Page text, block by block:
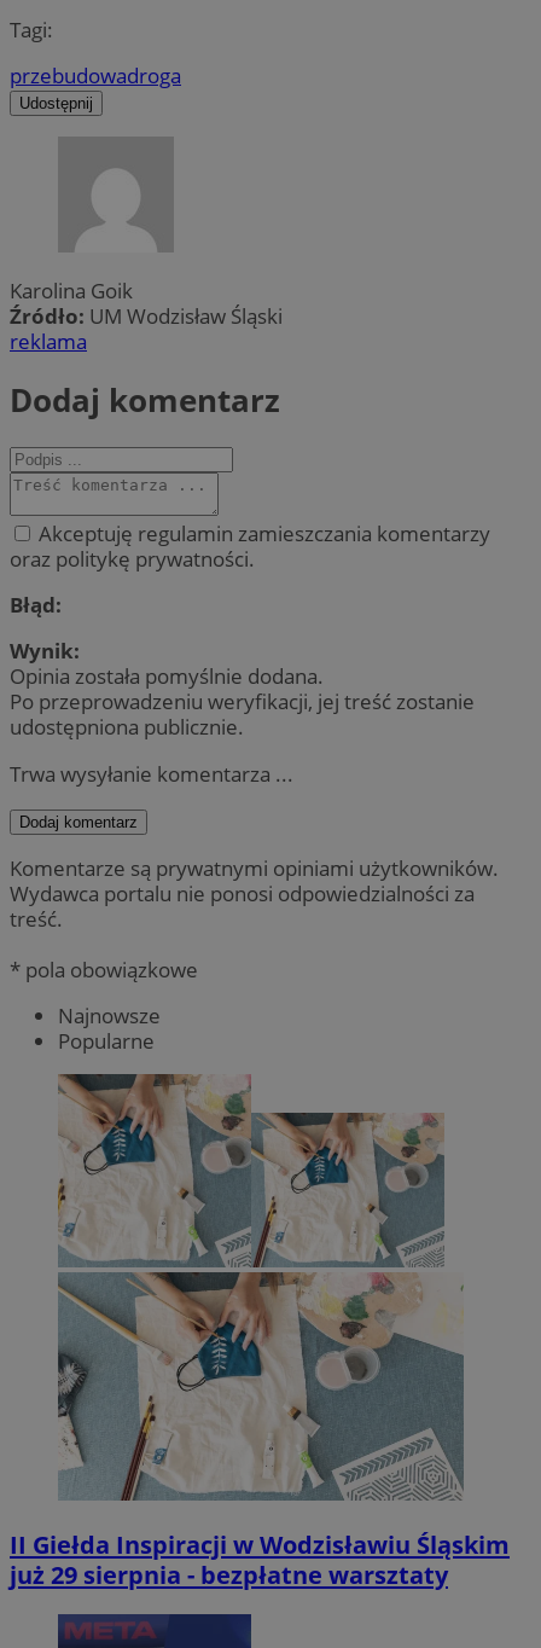
Tagi:
przebudowadroga
Udostępnij
Karolina Goik
Źródło: UM Wodzisław Śląski
reklama
Dodaj komentarz
Akceptuję regulamin zamieszczania komentarzy
oraz politykę prywatności.
Błąd:
Wynik:
Opinia została pomyślnie dodana.
Po przeprowadzeniu weryfikacji, jej treść zostanie
udostępniona publicznie.
Trwa wysyłanie komentarza ...
Dodaj komentarz
Komentarze są prywatnymi opiniami użytkowników.
Wydawca portalu nie ponosi odpowiedzialności za
treść.
* pola obowiązkowe
Najnowsze
Popularne
II Giełda Inspiracji w Wodzisławiu Śląskim
już 29 sierpnia - bezpłatne warsztaty